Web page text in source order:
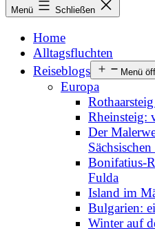
Menü Schließen
Home
Alltagsfluchten
Reiseblogs
Menü
Europa
Rheinsteig:
Der
Bonifatius-
Fulda
Island im
Bulgarien:
Winter auf